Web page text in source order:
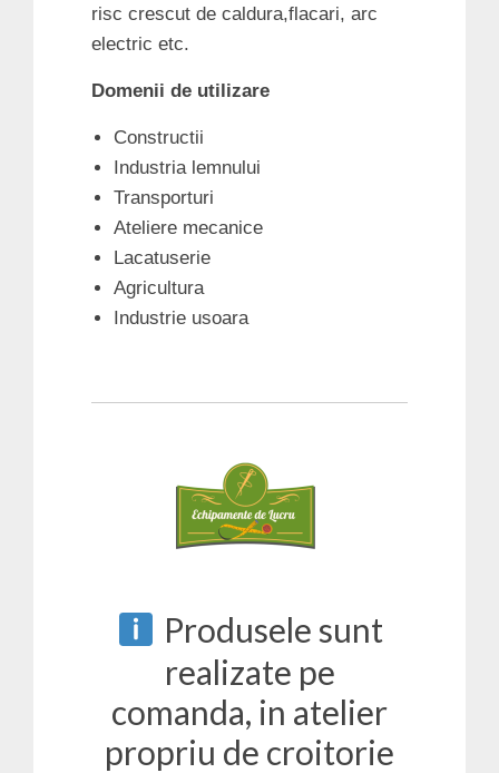
risc crescut de caldura,flacari, arc
electric etc.
Domenii de utilizare
Constructii
Industria lemnului
Transporturi
Ateliere mecanice
Lacatuserie
Agricultura
Industrie usoara
Produsele sunt
realizate pe
comanda, in atelier
propriu de croitorie